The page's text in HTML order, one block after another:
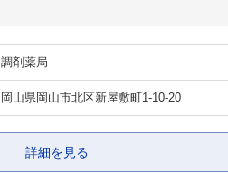
調剤薬局
岡山県岡山市北区新屋敷町1-10-20
詳細を見る